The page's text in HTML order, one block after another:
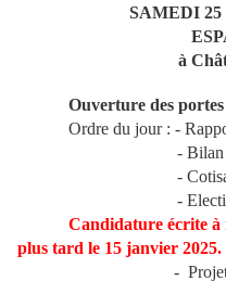
SAMEDI 25
à
Ouverture des
Ordre du jour : -
- Bilan
-
- Elections au
Candidature écrite à
plus tard le 15 janvier 2025.
- Projets pour